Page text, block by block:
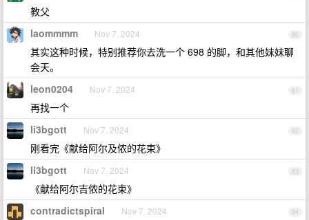
教父
80
laommmm Nov 7, 2024
其实这种时候，特别推荐你去洗一个 698 的脚，和其他妹妹聊
会天。
81
leon0204 Nov 7, 2024
再找一个
82
li3bgott Nov 7, 2024
刚看完《献给阿尔及侬的花束》
83
li3bgott Nov 7, 2024
《献给阿尔吉侬的花束》
84
contradictspiral Nov 7, 2024